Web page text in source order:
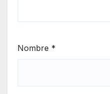
Nombre *